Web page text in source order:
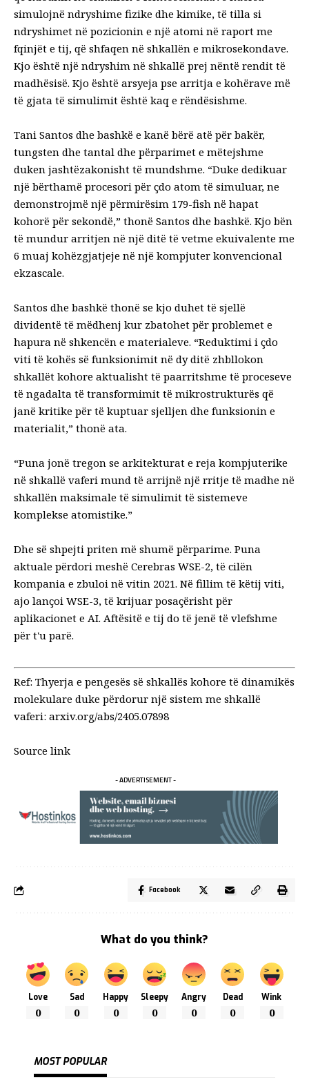
simulojnë ndryshime fizike dhe kimike, të tilla si
ndryshimet në pozicionin e një atomi në raport me
fqinjët e tij, që shfaqen në shkallën e mikrosekondave.
Kjo është një ndryshim në shkallë prej nëntë rendit të
madhësisë. Kjo është arsyeja pse arritja e kohërave më
të gjata të simulimit është kaq e rëndësishme.
Tani Santos dhe bashkë e kanë bërë atë për bakër,
tungsten dhe tantal dhe përparimet e mëtejshme
duken jashtëzakonisht të mundshme. “Duke dedikuar
një bërthamë procesori për çdo atom të simuluar, ne
demonstrojmë një përmirësim 179-fish në hapat
kohorë për sekondë,” thonë Santos dhe bashkë. Kjo bën
të mundur arritjen në një ditë të vetme ekuivalente me
6 muaj kohëzgjatjeje në një kompjuter konvencional
ekzascale.
Santos dhe bashkë thonë se kjo duhet të sjellë
dividentë të mëdhenj kur zbatohet për problemet e
hapura në shkencën e materialeve. “Reduktimi i çdo
viti të kohës së funksionimit në dy ditë zhbllokon
shkallët kohore aktualisht të paarritshme të proceseve
të ngadalta të transformimit të mikrostrukturës që
janë kritike për të kuptuar sjelljen dhe funksionin e
materialit,” thonë ata.
“Puna jonë tregon se arkitekturat e reja kompjuterike
në shkallë vaferi mund të arrijnë një rritje të madhe në
shkallën maksimale të simulimit të sistemeve
komplekse atomistike.”
Dhe së shpejti priten më shumë përparime. Puna
aktuale përdori meshë Cerebras WSE-2, të cilën
kompania e zbuloi në vitin 2021. Në fillim të këtij viti,
ajo lançoi WSE-3, të krijuar posaçërisht për
aplikacionet e AI. Aftësitë e tij do të jenë të vlefshme
për t'u parë.
Ref: Thyerja e pengesës së shkallës kohore të dinamikës
molekulare duke përdorur një sistem me shkallë
vaferi: arxiv.org/abs/2405.07898
Source link
- ADVERTISEMENT -
Facebook
What do you think?
Love
0
Sad
0
Happy
0
Sleepy
0
Angry
0
Dead
0
Wink
0
MOST POPULAR